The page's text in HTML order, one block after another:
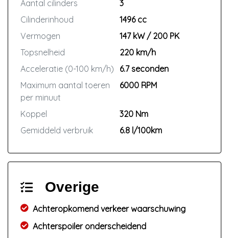
Aantal cilinders
3
Cilinderinhoud
1496 cc
Vermogen
147 kW / 200 PK
Topsnelheid
220 km/h
Acceleratie (0-100 km/h)
6.7 seconden
Maximum aantal toeren
per minuut
6000 RPM
Koppel
320 Nm
Gemiddeld verbruik
6.8 l/100km
Overige
Achteropkomend verkeer waarschuwing
Achterspoiler onderscheidend